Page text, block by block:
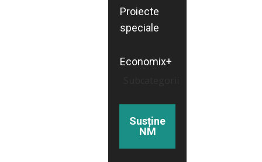
Proiecte
speciale
Economix+
Susține
NM